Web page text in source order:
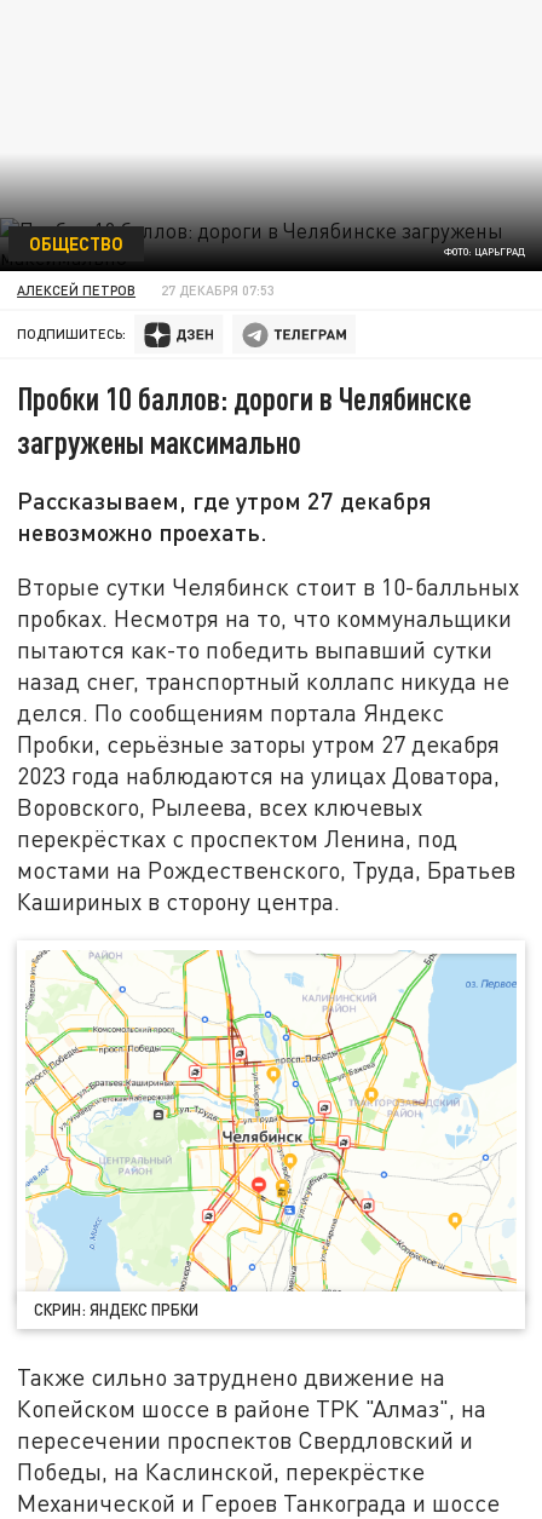
ФОТО: ЦАРЬГРАД
ОБЩЕСТВО
АЛЕКСЕЙ ПЕТРОВ 27 ДЕКАБРЯ 07:53
ПОДПИШИТЕСЬ:
Пробки 10 баллов: дороги в Челябинске
загружены максимально
Рассказываем, где утром 27 декабря
невозможно проехать.
Вторые сутки Челябинск стоит в 10-балльных
пробках. Несмотря на то, что коммунальщики
пытаются как-то победить выпавший сутки
назад снег, транспортный коллапс никуда не
делся. По сообщениям портала Яндекс
Пробки, серьёзные заторы утром 27 декабря
2023 года наблюдаются на улицах Доватора,
Воровского, Рылеева, всех ключевых
перекрёстках с проспектом Ленина, под
мостами на Рождественского, Труда, Братьев
Кашириных в сторону центра.
СКРИН: ЯНДЕКС ПРБКИ
Также сильно затруднено движение на
Копейском шоссе в районе ТРК "Алмаз", на
пересечении проспектов Свердловский и
Победы, на Каслинской, перекрёстке
Механической и Героев Танкограда и шоссе